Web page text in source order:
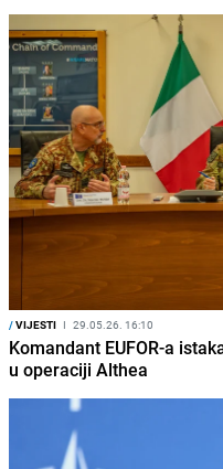
/VIJESTI I 29.05.26. 16:10
Komandant EUFOR-a
u operaciji Althea